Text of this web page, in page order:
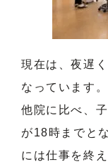
現在は、夜遅
なっています。
他院に比べ、
が18時までと
には仕事を終